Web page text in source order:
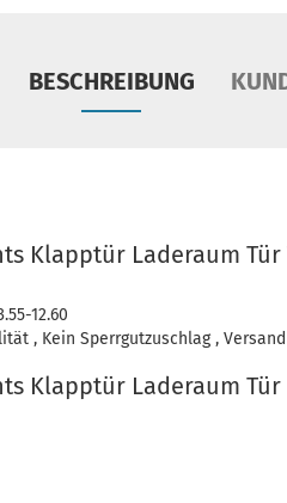
BESCHREIBUNG
Klapptür Laderaum Tür
12.60
, Kein Sperrgutzuschlag ,
Klapptür Laderaum Tür